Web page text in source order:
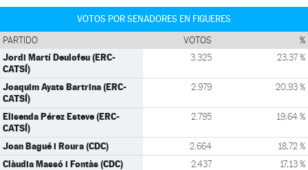
VOTOS POR SENADORES EN FIGUERES
PARTIDO VOTOS %
Jordi Martí Deulofeu (ERC-
CATSÍ)
3.325 23,37 %
Joaquim Ayats Bartrina (ERC-
CATSÍ)
2.979 20,93 %
Elisenda Pérez Esteve (ERC-
CATSÍ)
2.795 19,64 %
Joan Bagué i Roura (CDC) 2.664 18,72 %
Clàudia Massó i Fontàs (CDC) 2.437 17,13 %